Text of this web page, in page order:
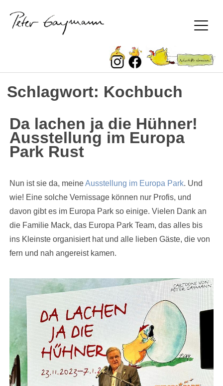
Skip
content
Schlagwort: Kochbuch
Da lachen ja die Hühner!
Ausstellung im Europa
Park Rust
Nun ist sie da, meineAusstellung im Europa Park. Und
wie! Eine solche Vernissage können nur Profis, und
davon gibt es im Europa Park so einige. Vielen Dank an
die Familie Mack, das Europa Park Team, das alles bis
ins Kleinste organisiert hat und alle lieben Gäste, die von
fern und nah angereist kamen.